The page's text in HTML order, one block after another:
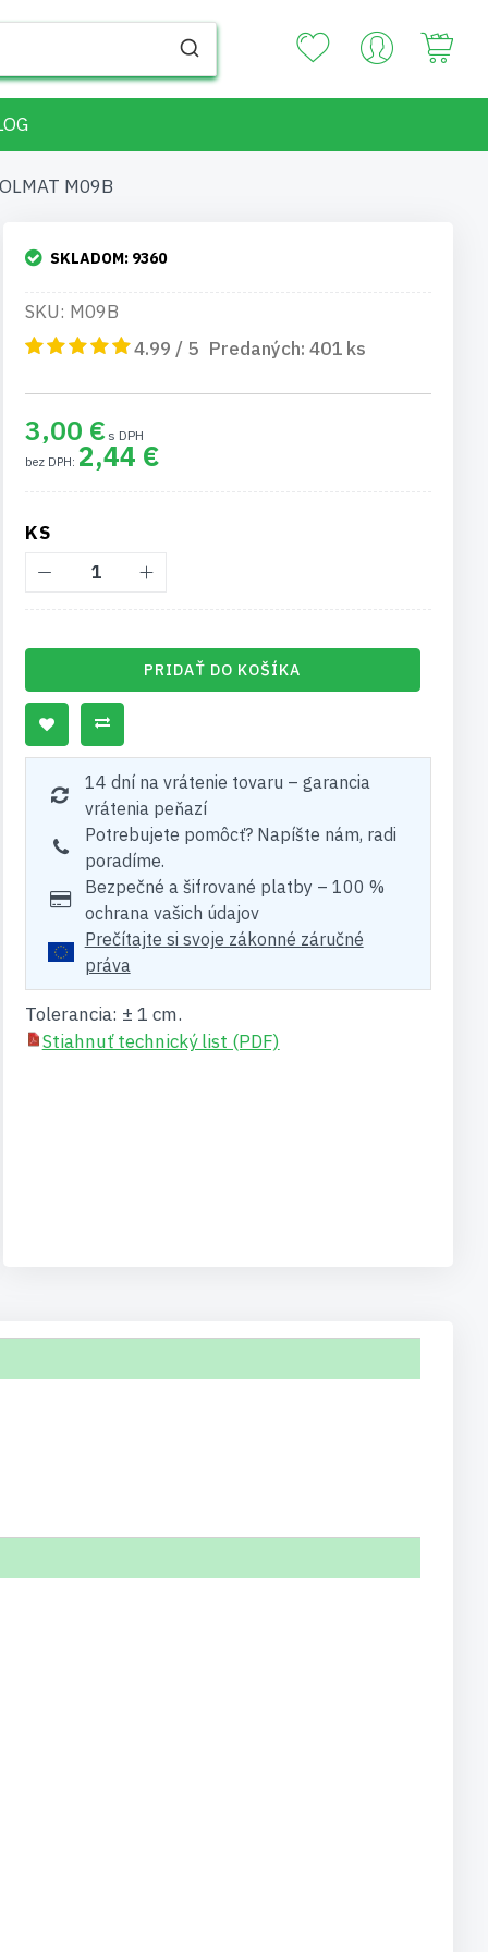
M09B
SKLADOM: 9360
SKU: M09B
4.99 / 5 Predaných: 401ks
3,00 €
2,44 €
KS
PRIDAŤ DO KOŠÍKA
14 dní na vrátenie tovaru – garancia
vrátenia peňazí
Potrebujete pomôcť? Napíšte nám, radi
poradíme.
Bezpečné a šifrované platby – 100 %
ochrana vašich údajov
Prečítajte si svoje zákonné záručné
práva
Tolerancia: ± 1 cm.
Stiahnuť technický list (PDF)